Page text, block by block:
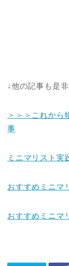
↓他の記事も是非
＞＞＞これから
事
ミニマリスト実
おすすめミニマ
おすすめミニマ